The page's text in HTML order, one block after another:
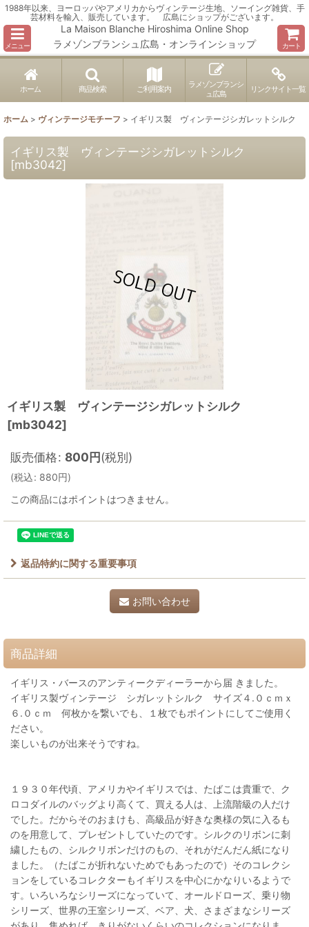
1988年以来、ヨーロッパやアメリカからヴィンテージ生地、ソーイング雑貨、手
芸材料を輸入、販売しています。 広島にショップがございます。
メニュー
La Maison Blanche Hiroshima Online Shop
ラメゾンブランシュ広島・オンラインショップ
カート
ホーム 商品検索 ご利用案内
ラメゾンブランシ
ュ広島
リンクサイト一覧
ホーム > ヴィンテージモチーフ > イギリス製 ヴィンテージシガレットシルク
イギリス製 ヴィンテージシガレットシルク
[mb3042]
イギリス製 ヴィンテージシガレットシルク
[mb3042]
販売価格: 800円(税別)
(税込: 880円)
この商品にはポイントはつきません。
返品特約に関する重要事項
お問い合わせ
商品詳細
イギリス・バースのアンティークディーラーから届 きました。
イギリス製ヴィンテージ シガレットシルク サイズ４.０ｃｍｘ
６.０ｃｍ 何枚かを繋いでも、１枚でもポイントにしてご使用く
ださい。
楽しいものが出来そうですね。
１９３０年代頃、アメリカやイギリスでは、たばこは貴重で、ク
ロコダイルのバッグより高くて、買える人は、上流階級の人だけ
でした。だからそのおまけも、高級品が好きな奥様の気に入るも
のを用意して、プレゼントしていたのです。シルクのリボンに刺
繍したもの、シルクリボンだけのもの、それがだんだん紙になり
ました。（たばこが折れないためでもあったので）そのコレクシ
ョンをしているコレクターもイギリスを中心にかなりいるようで
す。いろいろなシリーズになっていて、オールドローズ、乗り物
シリーズ、世界の王室シリーズ、ベア、犬、さまざまなシリーズ